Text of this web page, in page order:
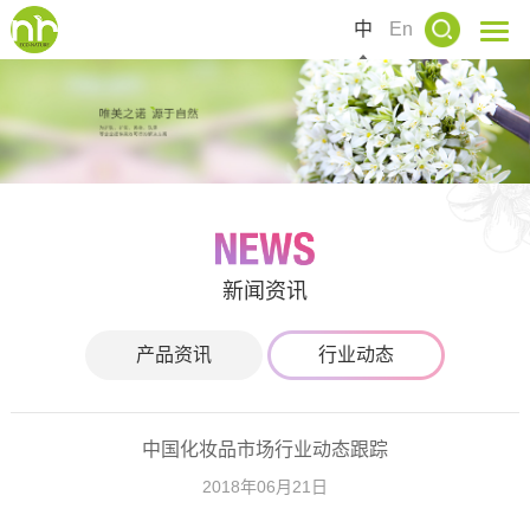
中 En
新闻资讯
产品资讯 行业动态
中国化妆品市场行业动态跟踪
2018年06月21日